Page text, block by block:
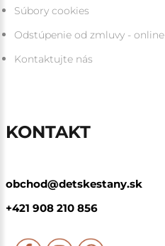
Súbory cookies
Odstúpenie od zmluvy - online
Kontaktujte nás
KONTAKT
obchod@detskestany.sk
+421 908 210 856